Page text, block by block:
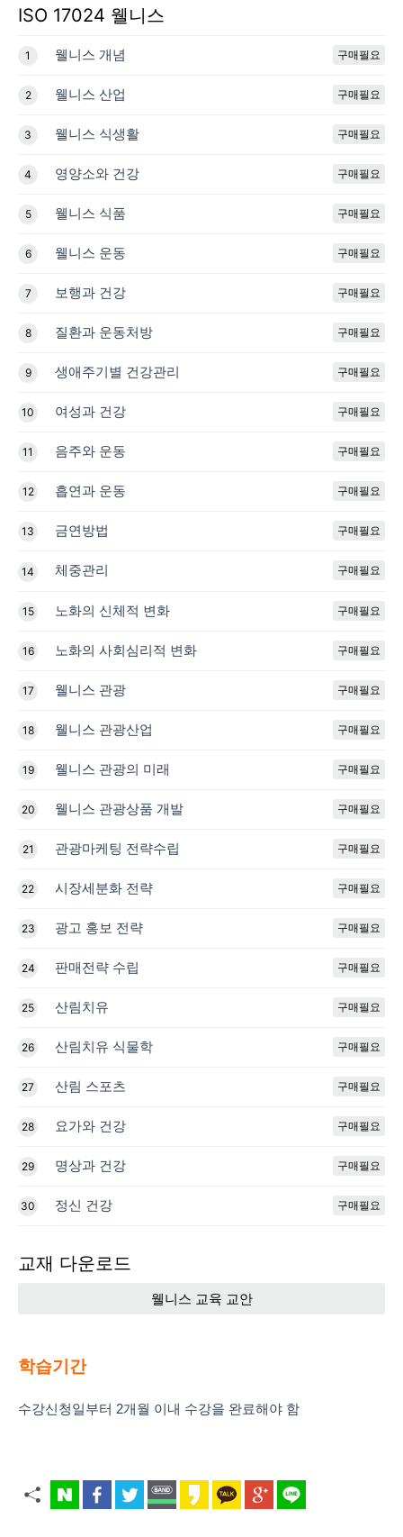
ISO 17024 웰니스
1 웰니스 개념 구매필요
2 웰니스 산업 구매필요
3 웰니스 식생활 구매필요
4 영양소와 건강 구매필요
5 웰니스 식품 구매필요
6 웰니스 운동 구매필요
7 보행과 건강 구매필요
8 질환과 운동처방 구매필요
9 생애주기별 건강관리 구매필요
10 여성과 건강 구매필요
11 음주와 운동 구매필요
12 흡연과 운동 구매필요
13 금연방법 구매필요
14 체중관리 구매필요
15 노화의 신체적 변화 구매필요
16 노화의 사회심리적 변화 구매필요
17 웰니스 관광 구매필요
18 웰니스 관광산업 구매필요
19 웰니스 관광의 미래 구매필요
20 웰니스 관광상품 개발 구매필요
21 관광마케팅 전략수립 구매필요
22 시장세분화 전략 구매필요
23 광고 홍보 전략 구매필요
24 판매전략 수립 구매필요
25 산림치유 구매필요
26 산림치유 식물학 구매필요
27 산림 스포츠 구매필요
28 요가와 건강 구매필요
29 명상과 건강 구매필요
30 정신 건강 구매필요
교재 다운로드
웰니스 교육 교안
학습기간
수강신청일부터 2개월 이내 수강을 완료해야 함